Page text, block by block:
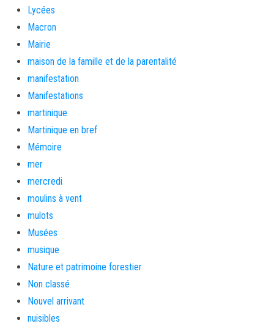
Lycées
Macron
Mairie
maison de la famille et de la parentalité
manifestation
Manifestations
martinique
Martinique en bref
Mémoire
mer
mercredi
moulins à vent
mulots
Musées
musique
Nature et patrimoine forestier
Non classé
Nouvel arrivant
nuisibles